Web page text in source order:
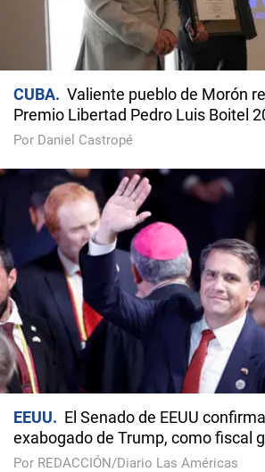
CUBA
Valiente pueblo de Morón
Premio Libertad Pedro Luis Boitel
Por Daniel Castropé
EEUU
El Senado de EEUU
exabogado de Trump, como fiscal
Por REDACCIÓN/Diario Las Américas